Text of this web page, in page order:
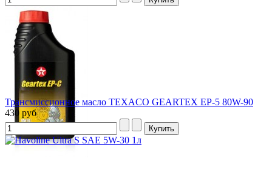
Трансмиссионное масло TEXACO GEARTEX EP-5 80W-90
430 руб